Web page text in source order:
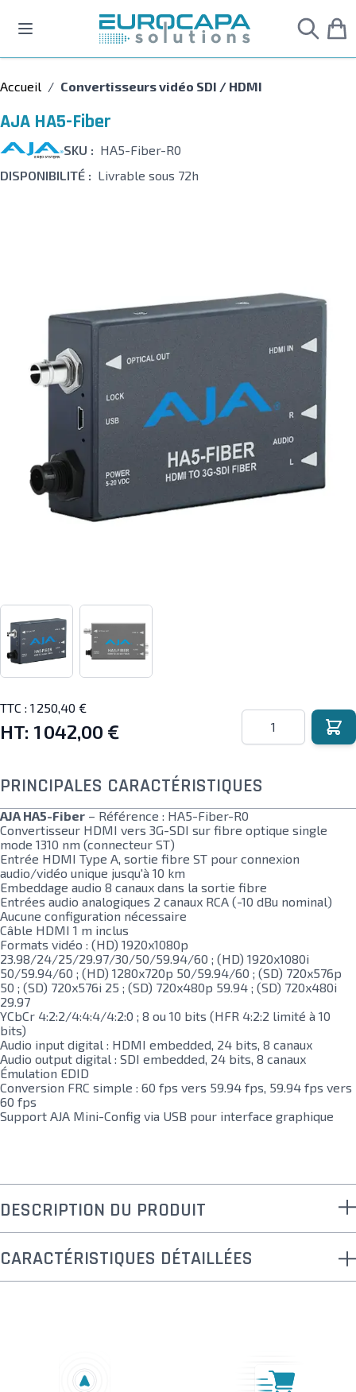
Accueil / Convertisseurs vidéo SDI / HDMI
AJA HA5-Fiber
SKU : HA5-Fiber-R0
DISPONIBILITÉ : Livrable sous 72h
TTC : 1 250,40 €
HT: 1 042,00 €
Quantité
PRINCIPALES CARACTÉRISTIQUES
AJA HA5-Fiber – Référence : HA5-Fiber-R0
Convertisseur HDMI vers 3G-SDI sur fibre optique single
mode 1310 nm (connecteur ST)
Entrée HDMI Type A, sortie fibre ST pour connexion
audio/vidéo unique jusqu'à 10 km
Embeddage audio 8 canaux dans la sortie fibre
Entrées audio analogiques 2 canaux RCA (-10 dBu nominal)
Aucune configuration nécessaire
Câble HDMI 1 m inclus
Formats vidéo : (HD) 1920x1080p
23.98/24/25/29.97/30/50/59.94/60 ; (HD) 1920x1080i
50/59.94/60 ; (HD) 1280x720p 50/59.94/60 ; (SD) 720x576p
50 ; (SD) 720x576i 25 ; (SD) 720x480p 59.94 ; (SD) 720x480i
29.97
YCbCr 4:2:2/4:4:4/4:2:0 ; 8 ou 10 bits (HFR 4:2:2 limité à 10
bits)
Audio input digital : HDMI embedded, 24 bits, 8 canaux
Audio output digital : SDI embedded, 24 bits, 8 canaux
Émulation EDID
Conversion FRC simple : 60 fps vers 59.94 fps, 59.94 fps vers
60 fps
Support AJA Mini-Config via USB pour interface graphique
DESCRIPTION DU PRODUIT
CARACTÉRISTIQUES DÉTAILLÉES